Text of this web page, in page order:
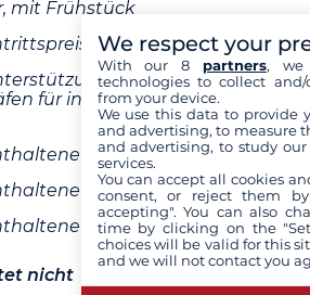
mit Frühstück
bei Ankunft und
für internationale und
Aktivitäten
Mahlzeiten
Hotels
nicht
We respect your
With our 8 partners, we
technologies to collect
from your device.
We use this data to provide
and advertising, to measure
and advertising, to study
services.
You can accept all cookies
consent, or reject them
accepting". You can also
time by clicking on the
choices will be valid for this
and we will not contact you